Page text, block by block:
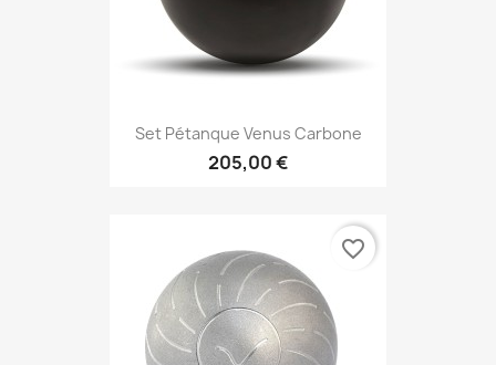
Set Pétanque Venus Carbone
205,00 €
favorite_border